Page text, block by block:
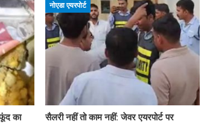
का
नोएडा एयरपोर्ट
सैलरी नहीं तो काम नहीं: जेवर एयरपोर्ट पर